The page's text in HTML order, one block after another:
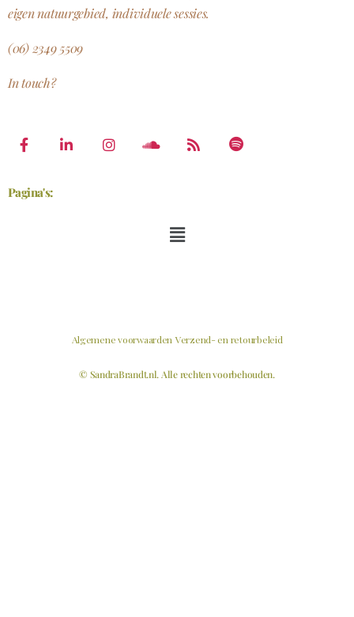
eigen natuurgebied, individuele sessies.
(06) 2349 5509
In touch?
Pagina's:
© SandraBrandt.nl. Alle rechten voorbehouden.
Algemene voorwaarden Verzend- en retourbeleid